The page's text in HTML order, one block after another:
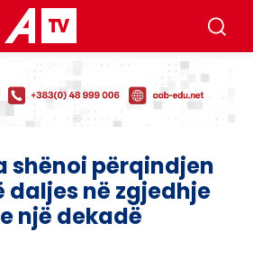
shënoi përqindjen
daljes në zgjedhje
një dekadë